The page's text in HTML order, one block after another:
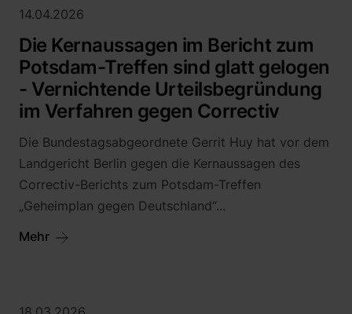
14.04.2026
Die Kernaussagen im Bericht zum
Potsdam-Treffen sind glatt gelogen
- Vernichtende Urteilsbegründung
im Verfahren gegen Correctiv
Die Bundestagsabgeordnete Gerrit Huy hat vor dem
Landgericht Berlin gegen die Kernaussagen des
Correctiv-Berichts zum Potsdam-Treffen
„Geheimplan gegen Deutschland“...
Mehr